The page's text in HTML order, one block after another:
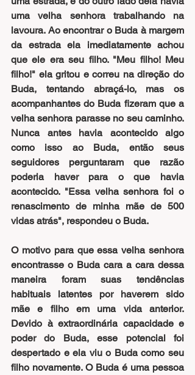
uma velha senhora trabalhando na
lavoura. Ao encontrar o Buda à margem
da estrada ela imediatamente achou
que ele era seu filho. "Meu filho! Meu
filho!" ela gritou e correu na direção do
Buda, tentando abraçá-lo, mas os
acompanhantes do Buda fizeram que a
velha senhora parasse no seu caminho.
Nunca antes havia acontecido algo
como isso ao Buda, então seus
seguidores perguntaram que razão
poderia haver para o que havia
acontecido. "Essa velha senhora foi o
renascimento de minha mãe de 500
vidas atrás", respondeu o Buda.
O motivo para que essa velha senhora
encontrasse o Buda cara a cara dessa
maneira foram suas tendências
habituais latentes por haverem sido
mãe e filho em uma vida anterior.
Devido à extraordinária capacidade e
poder do Buda, esse potencial foi
despertado e ela viu o Buda como seu
filho novamente. O Buda é uma pessoa